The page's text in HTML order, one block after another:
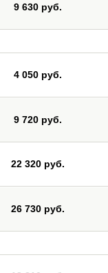
9 630 руб.
4 050 руб.
9 720 руб.
22 320 руб.
26 730 руб.